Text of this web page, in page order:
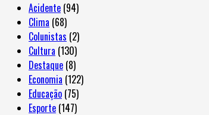
Acidente (94)
Clima (68)
Colunistas (2)
Cultura (130)
Destaque (8)
Economia (122)
Educação (75)
Esporte (147)